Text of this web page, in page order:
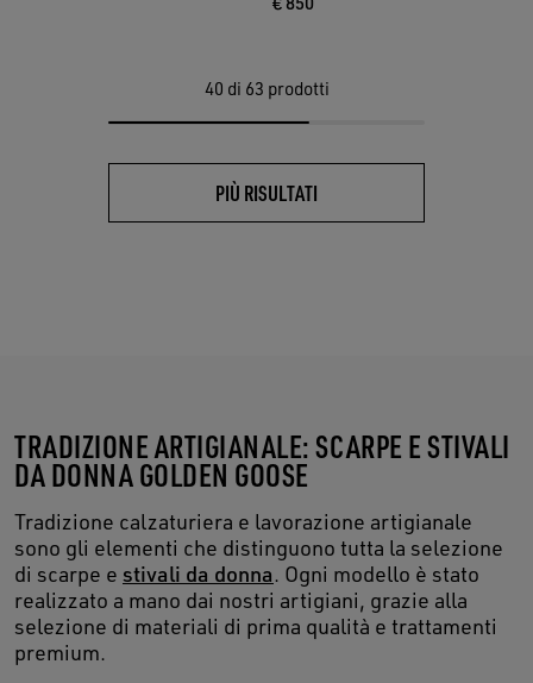
40 di 63 prodotti
PIÙ RISULTATI
TRADIZIONE ARTIGIANALE: SCARPE E STIVALI
DA DONNA GOLDEN GOOSE
Tradizione calzaturiera e lavorazione artigianale
sono gli elementi che distinguono tutta la selezione
di scarpe e stivali da donna. Ogni modello è stato
realizzato a mano dai nostri artigiani, grazie alla
selezione di materiali di prima qualità e trattamenti
premium.